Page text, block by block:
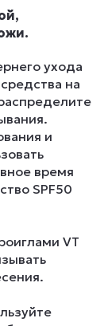
ухода
на
и
время
SPF50
VT